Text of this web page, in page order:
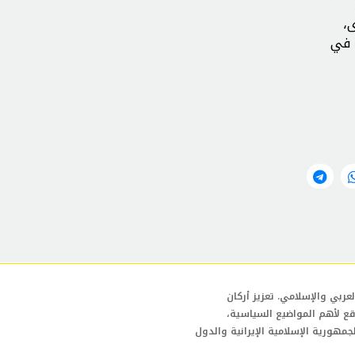
في
والإسلامي. تعزيز أركان
لأهم المواضيع السياسية،
الإسلامية الإيرانية والدول